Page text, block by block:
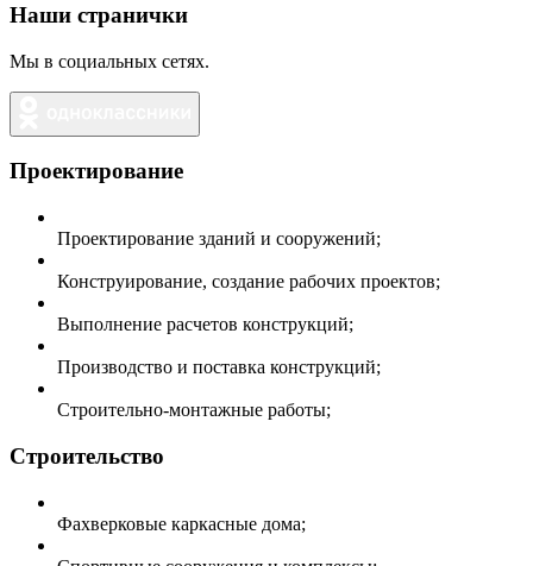
Наши странички
Мы в социальных сетях.
Проектирование
Проектирование зданий и сооружений;
Конструирование, создание рабочих проектов;
Выполнение расчетов конструкций;
Производство и поставка конструкций;
Строительно-монтажные работы;
Строительство
Фахверковые каркасные дома;